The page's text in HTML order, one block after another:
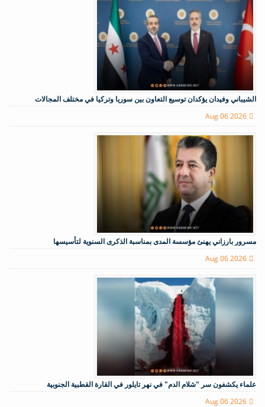
الشيباني وفيدان يؤكدان توسيع التعاون بين سوريا وتركيا في مختلف المجالات
Aug 06 2026
مسرور بارزاني يهنئ مؤسسة المدى بمناسبة الذكرى السنوية لتأسيسها
Aug 06 2026
علماء يكشفون سر "شلام الدم" في نهر تايلور في القارة القطبية الجنوبية
Aug 06 2026